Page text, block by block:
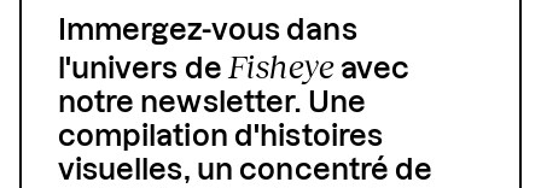
Immergez-vous dans
l'univers deFisheyeavec
notre newsletter. Une
compilation d'histoires
visuelles, un concentré de